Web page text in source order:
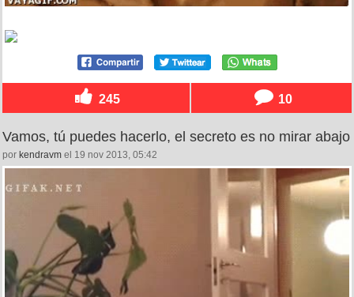
245 10
Vamos, tú puedes hacerlo, el secreto es no mirar abajo
por kendravm el 19 nov 2013, 05:42